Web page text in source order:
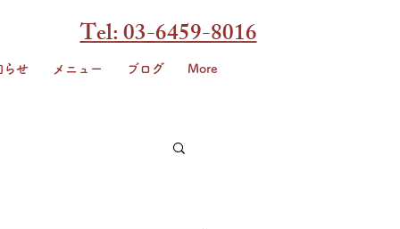
Tel: 03-6459-8016
らせ メニュー ブログ More